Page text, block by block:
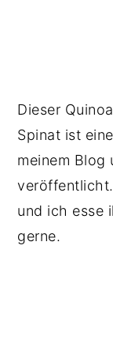
Dieser
Spinat ist
meinem Blog
und ich esse
gerne.